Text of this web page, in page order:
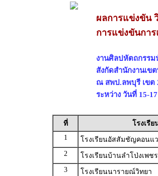
ผลการแข่งขัน
การแข่งขันการ
งานศิลปหัตถกรรม
สังกัดสำนักงานเข
ณ สพป.ลพบุรี เขต
ระหว่าง วันที่ 15-
ที่ โรงเรีย
1
โรงเรียนอัสสัมชัญคอน
2
โรงเรียนบ้านลำโป่งเพชร
3
โรงเรียนนารายณ์วิทยา